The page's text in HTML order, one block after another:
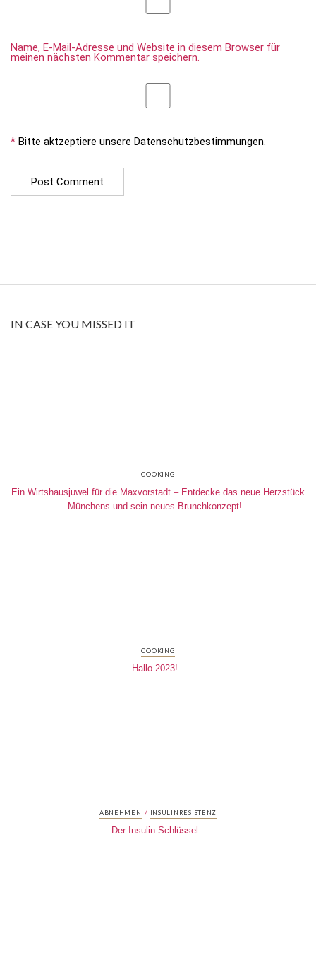
Name, E-Mail-Adresse und Website in diesem Browser für
meinen nächsten Kommentar speichern.
* Bitte aktzeptiere unsere Datenschutzbestimmungen.
IN CASE YOU MISSED IT
COOKING
Ein Wirtshausjuwel für die Maxvorstadt – Entdecke das neue Herzstück
Münchens und sein neues Brunchkonzept!
COOKING
Hallo 2023!
ABNEHMEN / INSULINRESISTENZ
Der Insulin Schlüssel